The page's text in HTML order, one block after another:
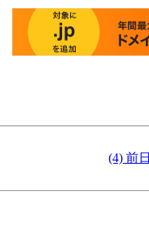
(4) 前日